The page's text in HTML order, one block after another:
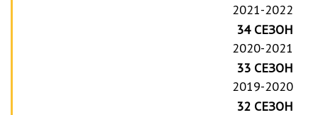
2021-2022
34 СЕЗОН
2020-2021
33 СЕЗОН
2019-2020
32 СЕЗОН